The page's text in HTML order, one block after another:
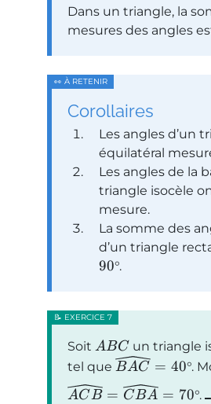
Dans un triangle, la
mesures des angles
Corollaires
Les angles d’un
équilatéral
Les angles de la
triangle isocèle
mesure.
La somme des
d’un triangle
90°.
Soit ABC un triangle
tel que BAC = 40°.
ACB = CBA = 70°.